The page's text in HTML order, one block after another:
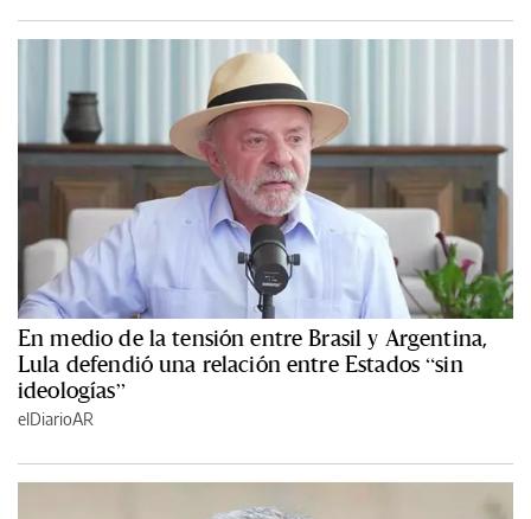
En medio de la tensión entre Brasil y Argentina,
Lula defendió una relación entre Estados “sin
ideologías”
elDiarioAR